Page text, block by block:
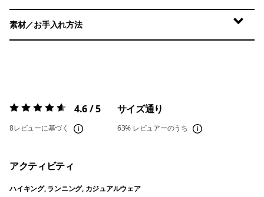
素材／お手入れ方法
評価:4.6 / 5 4.6 / 5
8レビューに基づく
サイズ通り
63% レビュアーのうち
アクティビティ
ハイキング, ランニング, カジュアルウェア